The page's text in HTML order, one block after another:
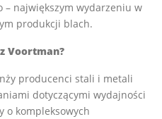
– największym wydarzeniu w
produkcji blach.
Voortman?
producenci stali i metali
dotyczącymi wydajności
o kompleksowych